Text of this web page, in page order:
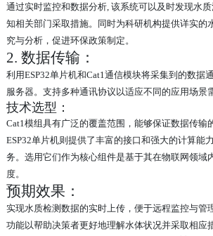
通过实时监控和数据分析, 该系统可以及时发现水
知相关部门采取措施。同时为科研机构提供详实的
究与分析，促进环保政策制定。
2. 数据传输：
利用ESP32单片机和Cat1通信模块将采集到的数据
服务器。支持多种通讯协议以适应不同的应用场景
技术选型：
Cat1模组具有广泛的覆盖范围，能够保证数据传输
ESP32单片机则提供了丰富的接口和强大的计算能
务。选用它们作为核心组件是基于其在物联网领域
度。
预期效果：
实现水质检测数据的实时上传，便于远程监控与管
功能以帮助决策者更好地理解水体状况并采取相应